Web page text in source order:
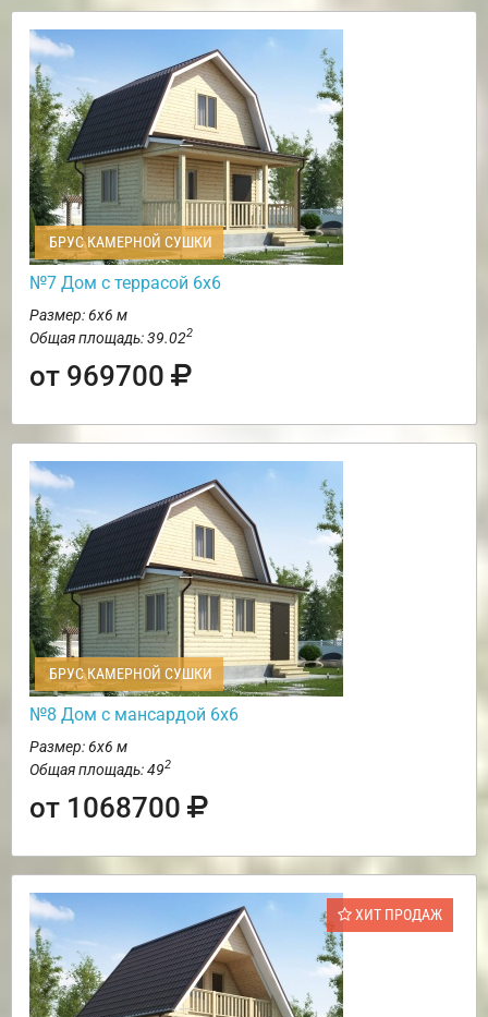
БРУС КАМЕРНОЙ СУШКИ
№7 Дом с террасой 6х6
Размер: 6х6 м
Общая площадь: 39.022
от 969700
БРУС КАМЕРНОЙ СУШКИ
№8 Дом с мансардой 6х6
Размер: 6х6 м
Общая площадь: 492
от 1068700
ХИТ ПРОДАЖ